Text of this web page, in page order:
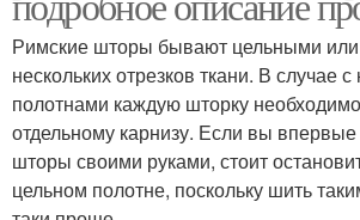
Римские шторы бывают цельными
нескольких отрезков ткани. В случае
полотнами каждую шторку
отдельному карнизу. Если вы
шторы своими руками, стоит
цельном полотне, поскольку шить